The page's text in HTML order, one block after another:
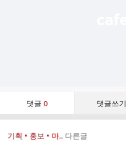
댓글 0 댓글쓰기
댓
기획 • 홍보 • 마.. 다른글